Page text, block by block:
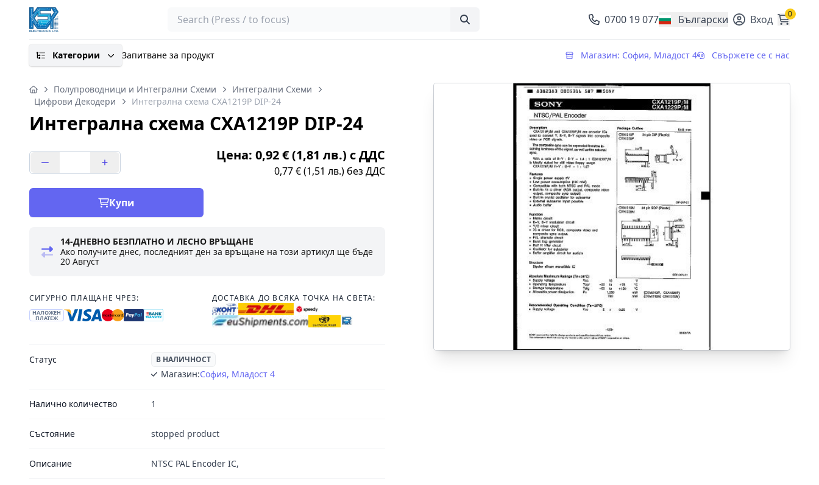
Search 0700 19 077 Български
, change currency Вход 0
Категории Запитване за продукт Магазин: София, Младост 4 Свържете се с нас
Полупроводници и Интегрални Схеми
Интегрални Схеми
Цифрови Декодери
Интегрална схема CXA1219P DIP-24
Интегрална схема CXA1219P DIP-24
Цена: 0,92 € (1,81 лв.) с ДДС
0,77 € (1,51 лв.) без ДДС
Купи
14-ДНЕВНО БЕЗПЛАТНО И ЛЕСНО ВРЪЩАНЕ
Ако получите днес, последният ден за връщане на този артикул ще бъде
20 Август
СИГУРНО ПЛАЩАНЕ ЧРЕЗ:
НАЛОЖЕН
ПЛАТЕЖ
ДОСТАВКА ДО ВСЯКА ТОЧКА НА СВЕТА:
Статус В НАЛИЧНОСТ
Магазин:София, Младост 4
Налично количество 1
Състояние stopped product
Описание NTSC PAL Encoder IC,